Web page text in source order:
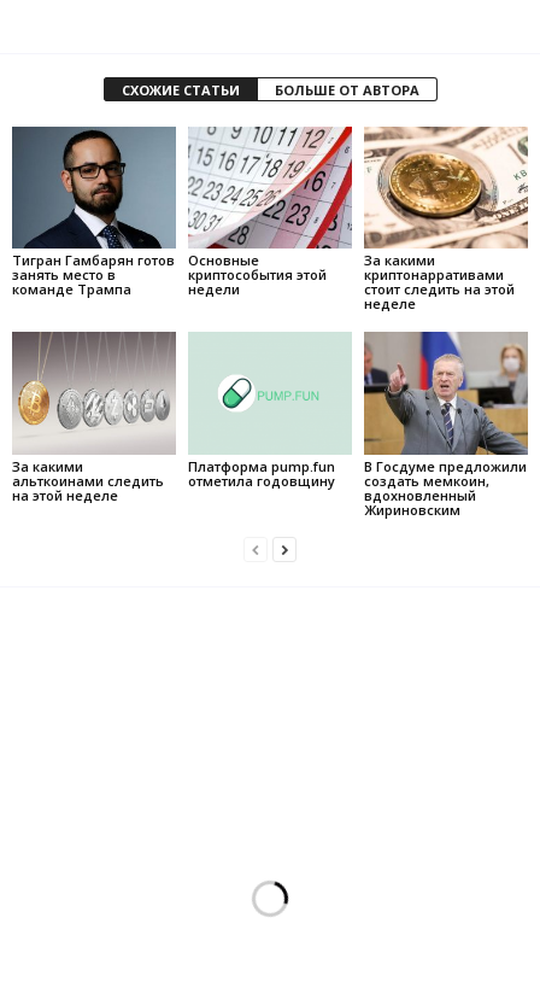
СХОЖИЕ СТАТЬИ БОЛЬШЕ ОТ АВТОРА
Тигран Гамбарян готов
занять место в
команде Трампа
Основные
криптособытия этой
недели
За какими
криптонарративами
стоит следить на этой
неделе
За какими
альткоинами следить
на этой неделе
Платформа pump.fun
отметила годовщину
В Госдуме предложили
создать мемкоин,
вдохновленный
Жириновским